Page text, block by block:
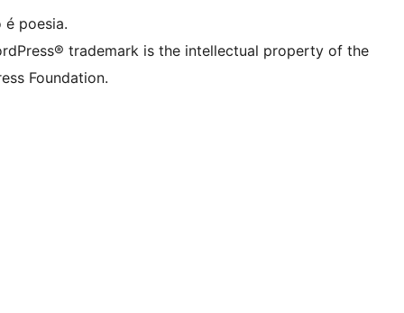
é poesia.
trademark is the intellectual property of the
Foundation.